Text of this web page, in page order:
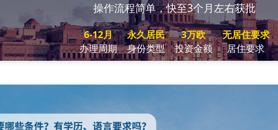
操作流程简单，快至3个月左右获批
6-12月
办理周期
永久居民
身份类型
3万欧
投资金额
无居住要求
居住要求